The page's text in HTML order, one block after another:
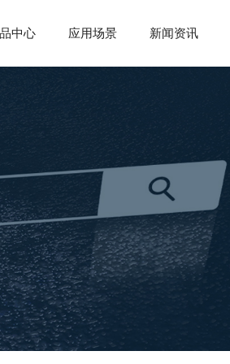
中心 应用场景 新闻资讯